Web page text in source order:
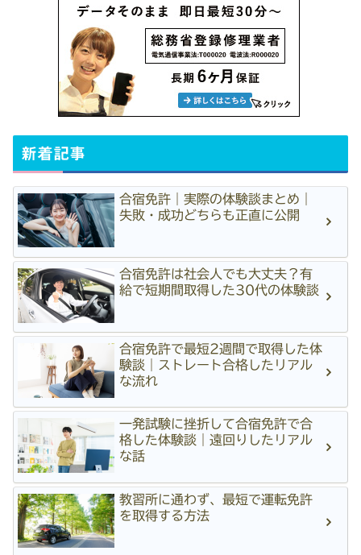
新着記事
合宿免許｜実際の体験談まとめ｜
失敗・成功どちらも正直に公開
合宿免許は社会人でも大丈夫？有
給で短期間取得した30代の体験談
合宿免許で最短2週間で取得した体
験談｜ストレート合格したリアル
な流れ
一発試験に挫折して合宿免許で合
格した体験談｜遠回りしたリアル
な話
教習所に通わず、最短で運転免許
を取得する方法